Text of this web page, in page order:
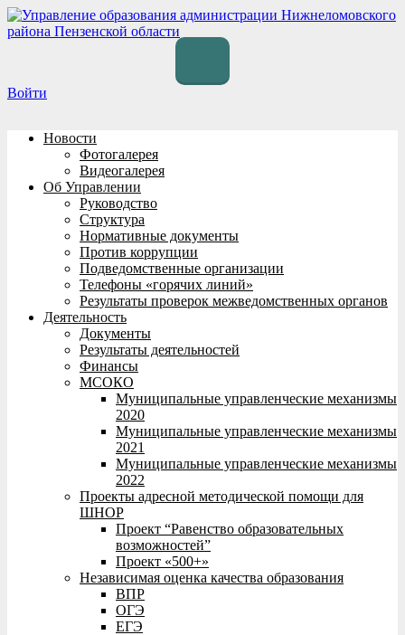
Перейти
к
Войти
Новости
Фотогалерея
Видеогалерея
Об Управлении
Руководство
Структура
Нормативные документы
Против коррупции
Подведомственные организации
Телефоны «горячих линий»
Результаты проверок межведомственных органов
Деятельность
Документы
Результаты деятельностей
Финансы
МСОКО
Муниципальные управленческие механизмы
2020
Муниципальные управленческие механизмы
2021
Муниципальные управленческие механизмы
2022
Проекты адресной методической помощи для
ШНОР
Проект “Равенство образовательных
возможностей”
Проект «500+»
Независимая оценка качества образования
ВПР
ОГЭ
ЕГЭ